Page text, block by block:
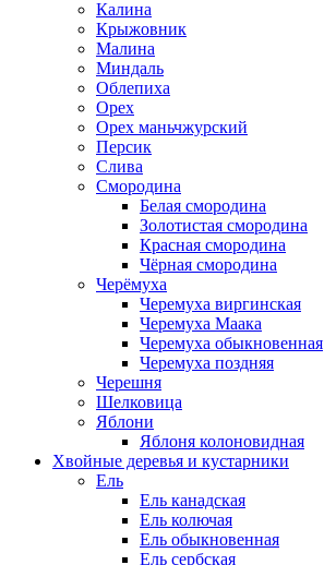
Калина
Крыжовник
Малина
Миндаль
Облепиха
Орех
Орех маньчжурский
Персик
Слива
Смородина
Белая смородина
Золотистая смородина
Красная смородина
Чёрная смородина
Черёмуха
Черемуха виргинская
Черемуха Маака
Черемуха обыкновенная
Черемуха поздняя
Черешня
Шелковица
Яблони
Яблоня колоновидная
Хвойные деревья и кустарники
Ель
Ель канадская
Ель колючая
Ель обыкновенная
Ель сербская